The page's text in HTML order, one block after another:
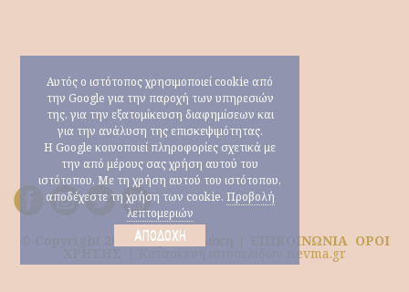
© Copyright 2026 Μαρία Ηλιάκη | ΕΠΙΚΟΙΝΩΝΙΑ ΟΡΟΙ
Κατασκευή ιστοσελίδων nevma.gr
Αυτός ο ιστότοπος χρησιμοποιεί cookie από
την Google για την παροχή των υπηρεσιών
της, για την εξατομίκευση διαφημίσεων και
για την ανάλυση της επισκεψιμότητας.
Η Google κοινοποιεί πληροφορίες σχετικά με
την από μέρους σας χρήση αυτού του
ιστότοπου. Με τη χρήση αυτού του ιστότοπου,
αποδέχεστε τη χρήση των cookie. Προβολή
λεπτομεριών
ΑΠΟΔΟΧΉ